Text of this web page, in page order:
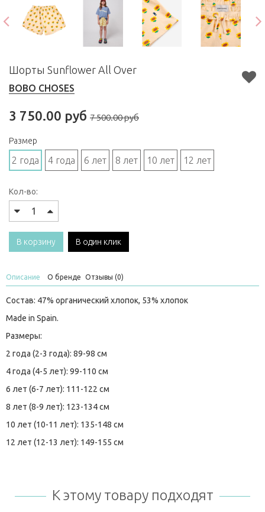
Шорты Sunflower All Over
BOBO CHOSES
3 750.00 руб 7 500.00 руб
Размер
2 года 4 года 6 лет 8 лет 10 лет 12 лет
Кол-во:
В корзину В один клик
Описание О бренде Отзывы (0)
Состав: 47% органический хлопок, 53% хлопок
Made in Spain.
Размеры:
2 года (2-3 года): 89-98 см
4 года (4-5 лет): 99-110 см
6 лет (6-7 лет): 111-122 см
8 лет (8-9 лет): 123-134 см
10 лет (10-11 лет): 135-148 см
12 лет (12-13 лет): 149-155 см
К этому товару подходят